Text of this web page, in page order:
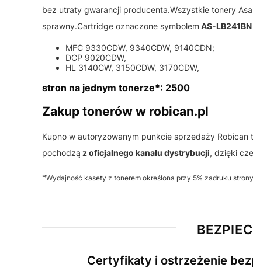
bez utraty gwarancji producenta.Wszystkie tonery
sprawny.Cartridge oznaczone symbolem AS-LB241BN
MFC 9330CDW, 9340CDW, 9140CDN;
DCP 9020CDW,
HL 3140CW, 3150CDW, 3170CDW,
stron na jednym tonerze*: 2500
Zakup tonerów w robican.pl
Kupno w autoryzowanym punkcie sprzedaży
pochodzą z oficjalnego kanału dystrybucji, dzięki
*Wydajność kasety z tonerem określona przy 5% zadruku
Certyfikaty i ostrzeżenie